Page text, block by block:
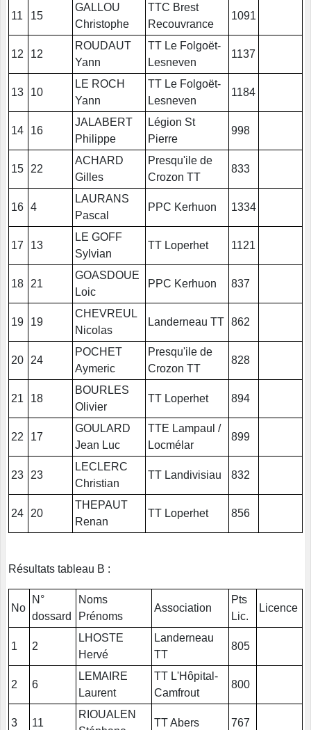
11 15
GALLOU
Christophe
TTC Brest
Recouvrance
1091
12 12
ROUDAUT
Yann
TT Le Folgoët-
Lesneven
1137
13 10
LE ROCH
Yann
TT Le Folgoët-
Lesneven
1184
14 16
JALABERT
Philippe
Légion St
Pierre
998
15 22
ACHARD
Gilles
Presqu'ile de
Crozon TT
833
16 4
LAURANS
Pascal
PPC Kerhuon 1334
17 13
LE GOFF
Sylvian
TT Loperhet 1121
18 21
GOASDOUE
Loic
PPC Kerhuon 837
19 19
CHEVREUL
Nicolas
Landerneau TT 862
20 24
POCHET
Aymeric
Presqu'ile de
Crozon TT
828
21 18
BOURLES
Olivier
TT Loperhet 894
22 17
GOULARD
Jean Luc
TTE Lampaul /
Locmélar
899
23 23
LECLERC
Christian
TT Landivisiau 832
24 20
THEPAUT
Renan
TT Loperhet 856
Résultats tableau B :
No
N°
dossard
Noms
Prénoms
Association
Pts
Lic.
Licence
1 2
LHOSTE
Hervé
Landerneau
TT
805
2 6
LEMAIRE
Laurent
TT L'Hôpital-
Camfrout
800
3 11
RIOUALEN
TT Abers 767